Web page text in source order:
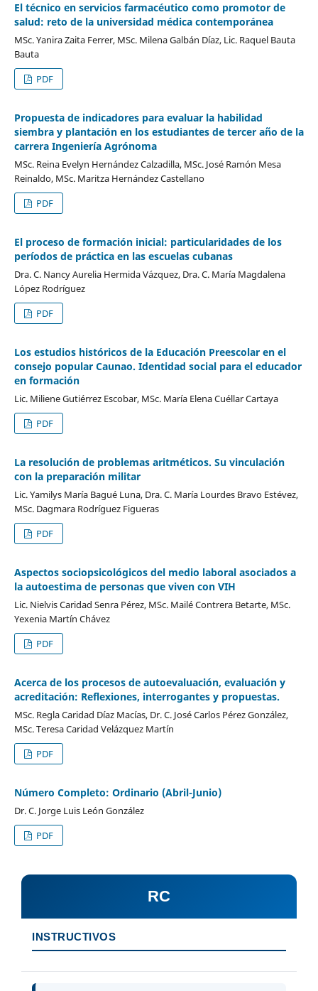
El técnico en servicios farmacéutico como promotor de
salud: reto de la universidad médica contemporánea
MSc. Yanira Zaita Ferrer, MSc. Milena Galbán Díaz, Lic. Raquel Bauta
Bauta
PDF
Propuesta de indicadores para evaluar la habilidad
siembra y plantación en los estudiantes de tercer año de la
carrera Ingeniería Agrónoma
MSc. Reina Evelyn Hernández Calzadilla, MSc. José Ramón Mesa
Reinaldo, MSc. Maritza Hernández Castellano
PDF
El proceso de formación inicial: particularidades de los
períodos de práctica en las escuelas cubanas
Dra. C. Nancy Aurelia Hermida Vázquez, Dra. C. María Magdalena
López Rodríguez
PDF
Los estudios históricos de la Educación Preescolar en el
consejo popular Caunao. Identidad social para el educador
en formación
Lic. Miliene Gutiérrez Escobar, MSc. María Elena Cuéllar Cartaya
PDF
La resolución de problemas aritméticos. Su vinculación
con la preparación militar
Lic. Yamilys María Bagué Luna, Dra. C. María Lourdes Bravo Estévez,
MSc. Dagmara Rodríguez Figueras
PDF
Aspectos sociopsicológicos del medio laboral asociados a
la autoestima de personas que viven con VIH
Lic. Nielvis Caridad Senra Pérez, MSc. Mailé Contrera Betarte, MSc.
Yexenia Martín Chávez
PDF
Acerca de los procesos de autoevaluación, evaluación y
acreditación: Reflexiones, interrogantes y propuestas.
MSc. Regla Caridad Díaz Macías, Dr. C. José Carlos Pérez González,
MSc. Teresa Caridad Velázquez Martín
PDF
Número Completo: Ordinario (Abril-Junio)
Dr. C. Jorge Luis León González
PDF
RC
INSTRUCTIVOS